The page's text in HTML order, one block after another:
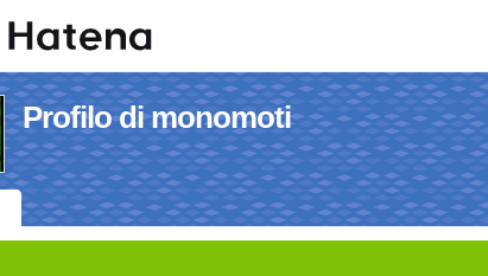
Profilo di monomoti